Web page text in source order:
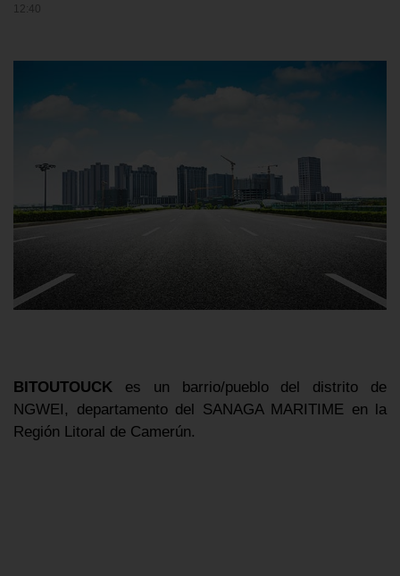
12:40
BITOUTOUCK es un barrio/pueblo del distrito de
NGWEI, departamento del SANAGA MARITIME en la
Región Litoral de Camerún.